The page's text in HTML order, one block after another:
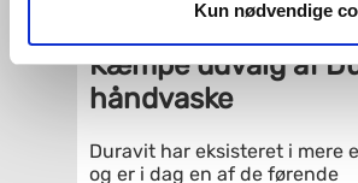
dit samtykke, hvis du måtte ønske det.
Du kan se mere om, hvordan vi
personoplysninger, ved at klikke
Kun nødvendige
hurtigst muligt.
Kæmpe udvalg af
håndvaske
Duravit har eksisteret i mere
og er i dag en af de førende